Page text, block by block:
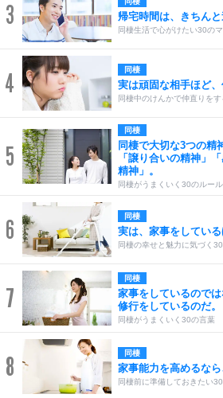
3 帰宅時間は、きちんと
同棲生活で心がけたい30の
4 同棲
実は頑固な相手ほど、
同棲中のけんかで仲直りを
5
同棲
同棲で大切な3つの精
「譲り合いの精神」
精神」。
同棲がうまくいく30のルール
6 同棲
実は、家事をしている
同棲の幸せと魅力に気づく
7
同棲
家事をしているのでは
修行をしているのだ。
同棲がうまくいく30の言葉
8 同棲
家事能力を高めるなら
同棲前に準備しておきたい